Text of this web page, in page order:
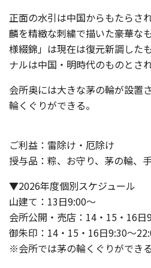
正面の水引は中国からもたらさ
麟を精緻な刺繍で描いた豪華な
様綴錦」は現在は復元新調した
ナルは中国・明時代のものとされ
会所奥には大きな茅の輪が設置
輪くぐりができる。
ご利益：雷除け・厄除け
授与品：粽、お守り、茅の輪、
▼2026年度個別スケジュール
山建て：13日9:00～
会所公開・売店：14・15・16日
御朱印：14・15・16日9:30～
※会所では茅の輪くぐりができる